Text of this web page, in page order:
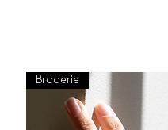
Braderie